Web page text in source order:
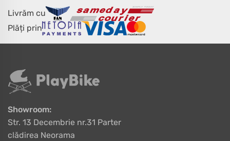
Livrăm cu
Plăți prin
Showroom:
Str. 13 Decembrie nr.31 Parter
clădirea Neorama